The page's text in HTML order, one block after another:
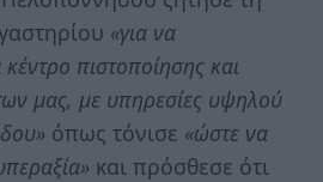
«για να
πιστοποίησης και
μας, με υπηρεσίες υψηλού
όπως τόνισε «ώστε να
και πρόσθεσε ότι